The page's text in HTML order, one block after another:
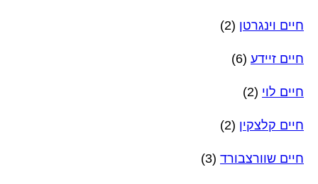
חיים וינגרטן (2)
חיים זיידע (6)
חיים לוי (2)
חיים קלצקין (2)
חיים שוורצבורד (3)